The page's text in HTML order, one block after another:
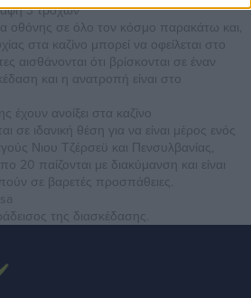
3 τροχων
οθόνης σε όλο τον κόσμο παρακάτω και,
στα καζίνο μπορεί να οφείλεται στο
αισθάνονται ότι βρίσκονται σε έναν
και η ανατροπή είναι στο
έχουν ανοίξει στα καζίνο
σε ιδανική θέση για να είναι μέρος ενός
Νιου Τζέρσεϋ και Πενσυλβανίας,
20 παίζονται με διακύμανση και είναι
σε βαρετές προσπάθειες.
της διασκέδασης.